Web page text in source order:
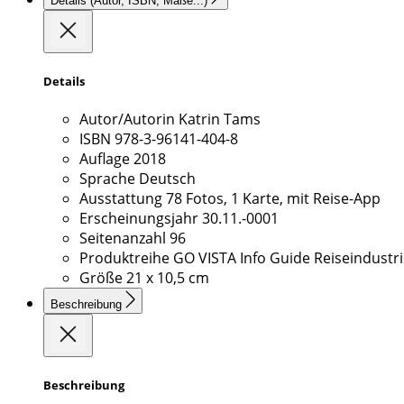
Details
Autor/Autorin Katrin Tams
ISBN 978-3-96141-404-8
Auflage2018
Sprache Deutsch
Ausstattung78 Fotos, 1 Karte, mit Reise-App
Erscheinungsjahr30.11.-0001
Seitenanzahl 96
Produktreihe GO VISTA Info Guide
Größe21 x 10,5 cm
Beschreibung
Beschreibung